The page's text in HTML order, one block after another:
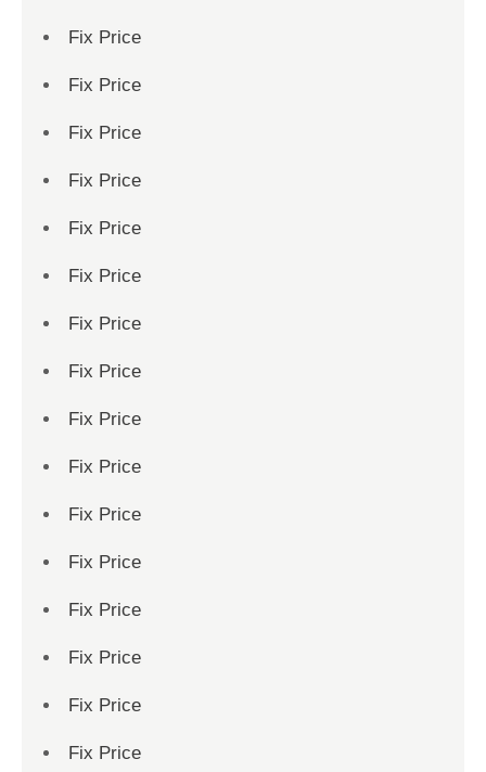
Fix Price
Fix Price
Fix Price
Fix Price
Fix Price
Fix Price
Fix Price
Fix Price
Fix Price
Fix Price
Fix Price
Fix Price
Fix Price
Fix Price
Fix Price
Fix Price